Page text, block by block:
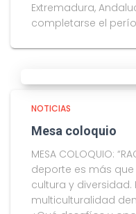
Extremadura,
completarse el
NOTICIAS
Mesa coloquio
MESA COLOQUIO:
deporte es más
cultura y diversidad.
multiculturalidad